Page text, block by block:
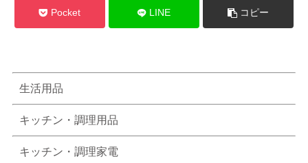
Pocket LINE コピー
生活用品
キッチン・調理用品
キッチン・調理家電